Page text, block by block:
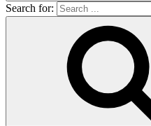
Search for: